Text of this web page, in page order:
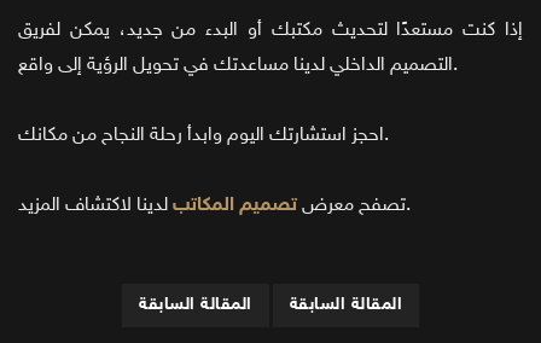
إذا كنت مستعدًا لتحديث مكتبك أو البدء من جديد، يمكن لفريق
التصميم الداخلي لدينا مساعدتك في تحويل الرؤية إلى واقع.
احجز استشارتك اليوم وابدأ رحلة النجاح من مكانك.
تصفح معرض تصميم المكاتب لدينا لاكتشاف المزيد.
المقالة السابقة المقالة السابقة